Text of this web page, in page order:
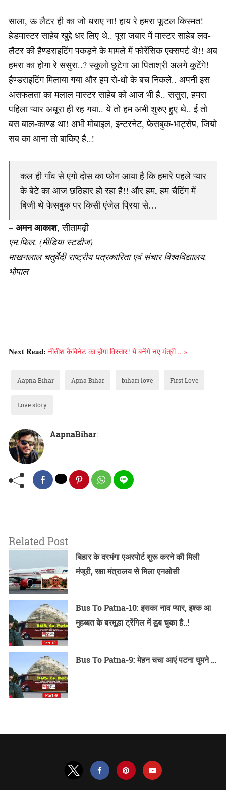
साला, ऊ लैटर ही का जो धराए ना! हाय रे हमरा फूटल किस्मत!
हेडमास्टर साहेब खुद्दे धर लिए थे.. पूरा जबार में मास्टर साहेब लव-
लैटर की हैण्डराइटिंग पकड़ने के मामले में फोरेंसिक एक्सपर्ट थे!! अब
हमरा का होगा रे ससुरा..? स्कूलो छूटेगा आ पिताश्री अलगे कूटेंगे!
हैण्डराइटिंग मिलाया गया और हम रो-धो के बच निकले.. अपनी इस
असफलता का मलाल मास्टर साहेब को आज भी है.. ससुरा, हमरा
पहिला प्यार अधूरा ही रह गया.. ये तो हम अभी शुरुए हुए थे.. ई तो
बस बाल-काण्ड था! अभी मोबाइल, इन्टरनेट, फेसबुक-भाट्सेप, जियो
सब का आना तो बाकिए है..!
कल ही गाँव से एगो दोस का फोन आया है कि हमारे पहले प्यार
के बेटे का आज छठिहार हो रहा है!! और हम, हम चैटिंग में
बिजी थे फेसबुक पर किसी एंजेल प्रिया से…
– अमन आकाश, सीतामढ़ी
एम.फिल. (मीडिया स्टडीज)
माखनलाल चतुर्वेदी राष्ट्रीय पत्रकारिता एवं संचार विश्वविद्यालय,
भोपाल
Next Read:नीतीश कैबिनेट का होगा विस्तार! ये बनेंगे नए मंत्री .. »
Aapna Bihar Apna Bihar bihari love First Love
Love story
AapnaBihar:
Related Post
बिहार के दरभंगा एअरपोर्ट शुरू करने की मिली
मंजूरी, रक्षा मंत्रालय से मिला एनओसी
Bus To Patna-10: इसका नाव प्यार, इश्क आ
मुहब्बत के बरमूडा ट्रेंगिल में डूब चुका है..!
Bus To Patna-9: मेहन चचा आएं पटना घुमने …